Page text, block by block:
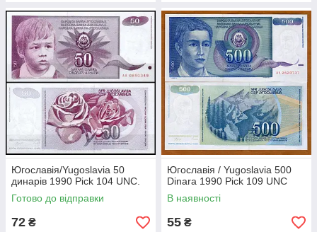
Югославія/Yugoslavia 50
динарів 1990 Pick 104 UNC.
Готово до відправки
72 ₴
Югославія / Yugoslavia 500
Dinara 1990 Pick 109 UNC
В наявності
55 ₴